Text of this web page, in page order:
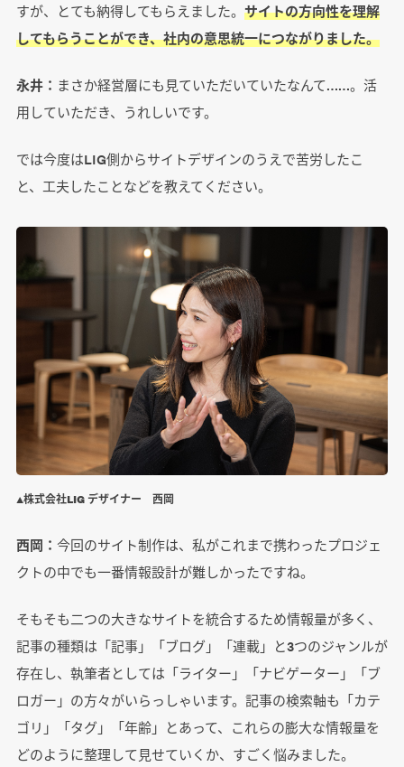
すが、とても納得してもらえました。 サイトの方向性を理解
してもらうことができ、社内の意思統一につながりました。
永井： まさか経営層にも見ていただいていたなんて……。活
用していただき、うれしいです。
では今度はLIG側からサイトデザインのうえで苦労したこ
と、工夫したことなどを教えてください。
▲株式会社LIG デザイナー 西岡
西岡： 今回のサイト制作は、私がこれまで携わったプロジェ
クトの中でも一番情報設計が難しかったですね。
そもそも二つの大きなサイトを統合するため情報量が多く、
記事の種類は「記事」「ブログ」「連載」と3つのジャンルが
存在し、執筆者としては「ライター」「ナビゲーター」「ブ
ロガー」の方々がいらっしゃいます。記事の検索軸も「カテ
ゴリ」「タグ」「年齢」とあって、これらの膨大な情報量を
どのように整理して見せていくか、すごく悩みました。